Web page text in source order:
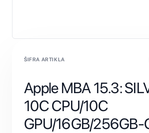
ŠIFRA ARTIKLA
Apple MBA 15.3:
10C CPU/10C
GPU/16GB/256GB-